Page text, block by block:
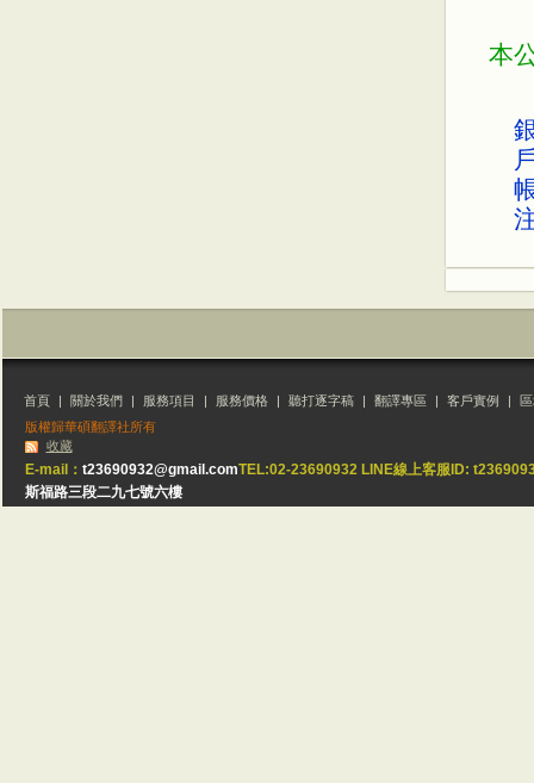
本
戶
首頁 | 關於我們 | 服務項目 | 服務價格 | 聽打逐字稿 | 翻譯專區 | 客戶實例 |
版權歸華碩翻譯社所有
收藏
E-mail： t23690932@gmail.comTEL:02-23690932 LINE線上客服ID:
斯福路三段二九七號六樓